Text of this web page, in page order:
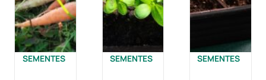
SEMENTES SEMENTES SEMENTES